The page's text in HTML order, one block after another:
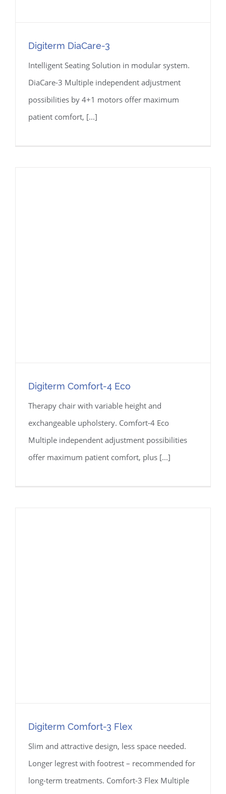
Digiterm DiaCare-3
Intelligent Seating Solution in modular system.
DiaCare-3 Multiple independent adjustment
possibilities by 4+1 motors offer maximum
patient comfort, [...]
Digiterm Comfort-4 Eco
Therapy chair with variable height and
exchangeable upholstery. Comfort-4 Eco
Multiple independent adjustment possibilities
offer maximum patient comfort, plus [...]
Digiterm Comfort-3 Flex
Slim and attractive design, less space needed.
Longer legrest with footrest – recommended for
long-term treatments. Comfort-3 Flex Multiple